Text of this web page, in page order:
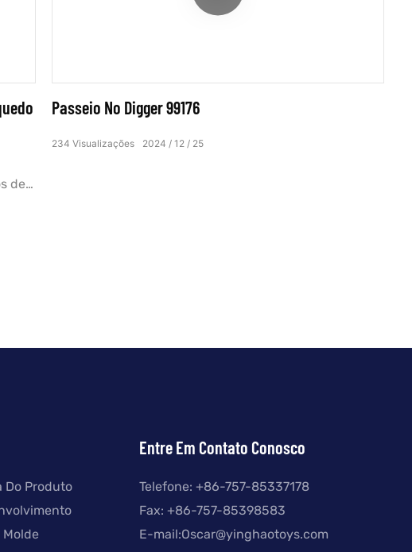
de
De
Passeio No Digger 99176
2024 12 25
234 Visualizações
Do Produto
Molde
Entre Em Contato Conosco
Telefone: +86-757-85337178
Fax: +86-757-85398583
E-mail:Oscar@yinghaotoys.com